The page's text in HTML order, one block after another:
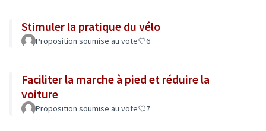
Stimuler la pratique du vélo
Proposition soumise au vote 6
Faciliter la marche à pied et réduire la
voiture
Proposition soumise au vote 7